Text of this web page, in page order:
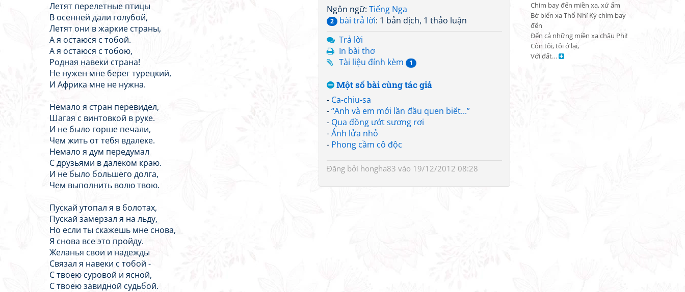
Chim bay đến miền xa, xứ ấm
Bờ biển xa Thổ Nhĩ Kỳ chim bay
đến
Đến cả những miền xa châu Phi!
Còn tôi, tôi ở lại,
Với đất…
Ngôn ngữ: Tiếng Nga
2 bài trả lời: 1 bản dịch, 1 thảo luận
Trả lời
In bài thơ
Tài liệu đính kèm
1
Một số bài cùng tác giả
- Ca-chiu-sa
-“Anh và em mới lần đầu quen biết...”
- Qua đồng ướt sương rơi
-Ánh lửa nhỏ
- Phong cầm cô độc
Đăng bởi hongha83 vào 19/12/2012 08:28
Летят перелетные птицы
В осенней дали голубой,
Летят они в жаркие страны,
А я остаюся с тобой.
А я остаюся с тобою,
Родная навеки страна!
Не нужен мне берег турецкий,
И Африка мне не нужна.
Немало я стран перевидел,
Шагая с винтовкой в руке.
И не было горше печали,
Чем жить от тебя вдалеке.
Немало я дум передумал
С друзьями в далеком краю.
И не было большего долга,
Чем выполнить волю твою.
Пускай утопал я в болотах,
Пускай замерзал я на льду,
Но если ты скажешь мне снова,
Я снова все это пройду.
Желанья свои и надежды
Связал я навеки с тобой -
С твоею суровой и ясной,
С твоею завидной судьбой.